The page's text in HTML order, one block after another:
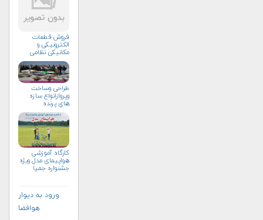
فروش قطعات
الکترونیکی و
مکانیکی نظامی
طراحی وساخت
وپروازانواع سازه
های پرنده
کارگاه آموزشی
هواپیمای مدل ویژه
جشنواره جمپا
ورود به دیوار
هوافضا